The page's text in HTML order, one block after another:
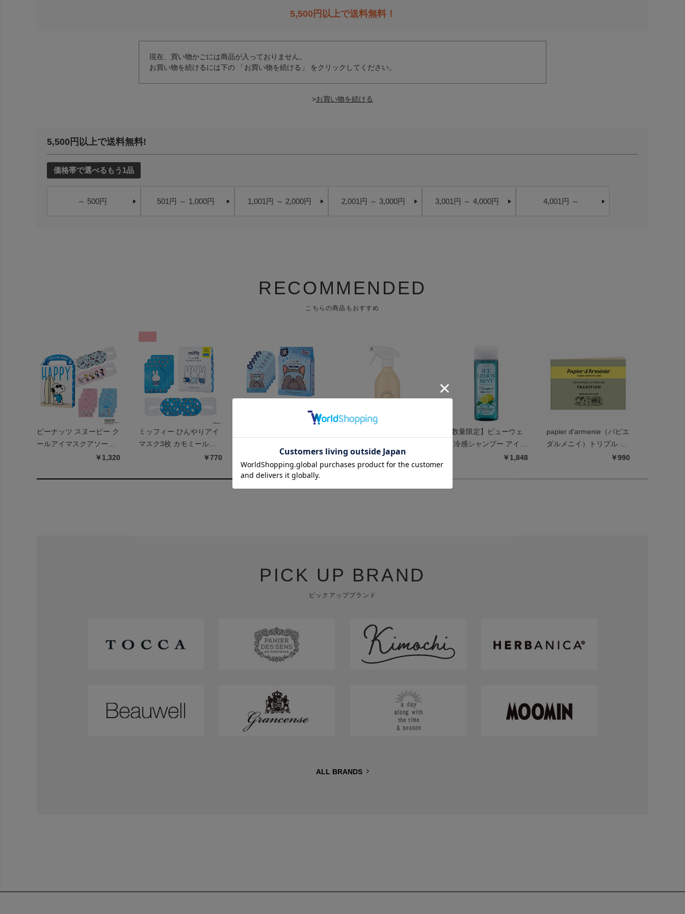
5,500 円以上で送料無料！
現在、買い物かごには商品が入っておりません。
お買い物を続けるには下の 「お買い物を続ける」 をクリックしてください。
>
5,500円以上で送料無料!
価格帯で選べるもう1品
～ 500円 501円 ～ 1,000円 1,001円 ～ 2,000円 2,001円 ～ 3,000円 3,001円 ～ 4,000円 4,001円 ～
RECOMMENDED
こちらの商品もおすすめ
ピーナッツ スヌーピー ク
ールアイマスクアソート
￥1,320
ミッフィー ひんやりアイ
マスク3枚 カモミールの
￥770
ーブ 400mL
【数量限定】ビューウェ
ル 冷感シャンプー アイス
￥1,848
papier d'armenie（パピエ
ダルメニイ）トリプル ト
￥990
PICK UP BRAND
ピックアップブランド
ALL BRANDS